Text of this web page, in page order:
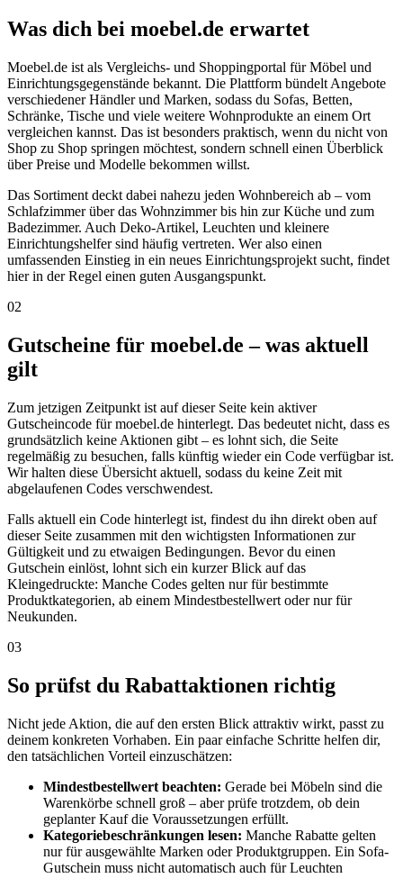
Was dich bei moebel.de erwartet
Moebel.de ist als Vergleichs- und Shoppingportal für Möbel und
Einrichtungsgegenstände bekannt. Die Plattform bündelt Angebote
verschiedener Händler und Marken, sodass du Sofas, Betten,
Schränke, Tische und viele weitere Wohnprodukte an einem Ort
vergleichen kannst. Das ist besonders praktisch, wenn du nicht von
Shop zu Shop springen möchtest, sondern schnell einen Überblick
über Preise und Modelle bekommen willst.
Das Sortiment deckt dabei nahezu jeden Wohnbereich ab – vom
Schlafzimmer über das Wohnzimmer bis hin zur Küche und zum
Badezimmer. Auch Deko-Artikel, Leuchten und kleinere
Einrichtungshelfer sind häufig vertreten. Wer also einen
umfassenden Einstieg in ein neues Einrichtungsprojekt sucht, findet
hier in der Regel einen guten Ausgangspunkt.
02
Gutscheine für moebel.de – was aktuell
gilt
Zum jetzigen Zeitpunkt ist auf dieser Seite kein aktiver
Gutscheincode für moebel.de hinterlegt. Das bedeutet nicht, dass es
grundsätzlich keine Aktionen gibt – es lohnt sich, die Seite
regelmäßig zu besuchen, falls künftig wieder ein Code verfügbar ist.
Wir halten diese Übersicht aktuell, sodass du keine Zeit mit
abgelaufenen Codes verschwendest.
Falls aktuell ein Code hinterlegt ist, findest du ihn direkt oben auf
dieser Seite zusammen mit den wichtigsten Informationen zur
Gültigkeit und zu etwaigen Bedingungen. Bevor du einen
Gutschein einlöst, lohnt sich ein kurzer Blick auf das
Kleingedruckte: Manche Codes gelten nur für bestimmte
Produktkategorien, ab einem Mindestbestellwert oder nur für
Neukunden.
03
So prüfst du Rabattaktionen richtig
Nicht jede Aktion, die auf den ersten Blick attraktiv wirkt, passt zu
deinem konkreten Vorhaben. Ein paar einfache Schritte helfen dir,
den tatsächlichen Vorteil einzuschätzen:
Mindestbestellwert beachten: Gerade bei Möbeln sind die
Warenkörbe schnell groß – aber prüfe trotzdem, ob dein
geplanter Kauf die Voraussetzungen erfüllt.
Kategoriebeschränkungen lesen: Manche Rabatte gelten
nur für ausgewählte Marken oder Produktgruppen. Ein Sofa-
Gutschein muss nicht automatisch auch für Leuchten